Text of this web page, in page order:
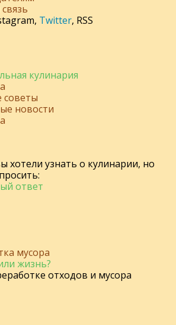
, Twitter, RSS
кулинария
советы
новости
хотели узнать о кулинарии, но
ответ
мусора
жизнь?
отходов и мусора